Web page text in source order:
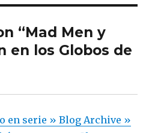
“Mad Men y
en los Globos de
en serie » Blog Archive »